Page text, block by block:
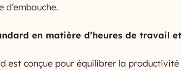
en matière d’heures de travail
est conçue pour équilibrer la